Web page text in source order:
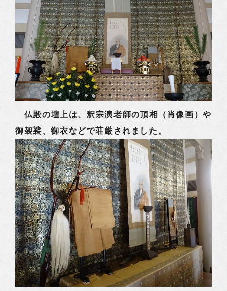
仏殿の壇上は、釈宗演老師の頂相（肖像画）や
御袈裟、御衣などで荘厳されました。